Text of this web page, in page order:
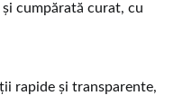
cumpărată curat, cu
rapide și transparente,